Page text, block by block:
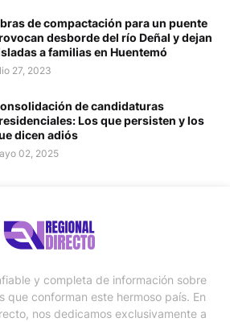
de compactación para un puente
desborde del río Deñal y dejan
a familias en Huentemó
27, 2023
de candidaturas
Los que persisten y los
dicen adiós
02, 2025
y completa de información sobre
que conforman este hermoso país. En
nos dedicamos exclusivamente a